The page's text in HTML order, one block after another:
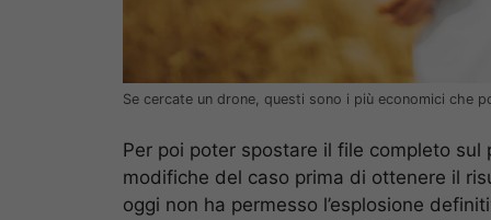
Se cercate un drone, questi sono i più economici che
Per poi poter spostare il file completo
modifiche del caso prima di ottenere il
oggi non ha permesso l’esplosione